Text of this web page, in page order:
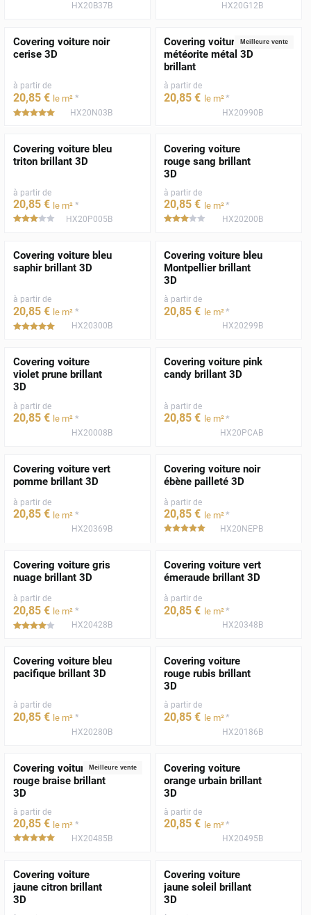
HX20B37B HX20G12B
Covering voiture noir
cerise 3D
à partir de
20,85 € le m² *
*****HX20N03B
Meilleure vente
Covering voiture gris
météorite métal 3D
brillant
à partir de
20,85 € le m²*
HX20990B
Covering voiture bleu
triton brillant 3D
à partir de
20,85 € le m² *
***** HX20P005B
Covering voiture
rouge sang brillant
3D
à partir de
20,85 € le m²*
***** HX20200B
Covering voiture bleu
saphir brillant 3D
à partir de
20,85 € le m² *
*****HX20300B
Covering voiture bleu
Montpellier brillant
3D
à partir de
20,85 € le m²*
HX20299B
Covering voiture
violet prune brillant
3D
à partir de
20,85 € le m² *
HX20008B
Covering voiture pink
candy brillant 3D
à partir de
20,85 € le m²*
HX20PCAB
Covering voiture vert
pomme brillant 3D
à partir de
20,85 € le m² *
HX20369B
Covering voiture noir
ébène pailleté 3D
à partir de
20,85 € le m²*
*****HX20NEPB
Covering voiture gris
nuage brillant 3D
à partir de
20,85 € le m² *
***** HX20428B
Covering voiture vert
émeraude brillant 3D
à partir de
20,85 € le m²*
HX20348B
Covering voiture bleu
pacifique brillant 3D
à partir de
20,85 € le m² *
HX20280B
Covering voiture
rouge rubis brillant
3D
à partir de
20,85 € le m²*
HX20186B
Meilleure vente
Covering voiture
rouge braise brillant
3D
à partir de
20,85 € le m² *
*****HX20485B
Covering voiture
orange urbain brillant
3D
à partir de
20,85 € le m²*
HX20495B
Covering voiture
jaune citron brillant
3D
Covering voiture
jaune soleil brillant
3D